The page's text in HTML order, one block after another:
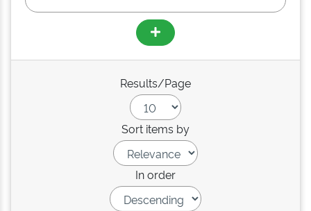
Results/Page
Sort items by
In order